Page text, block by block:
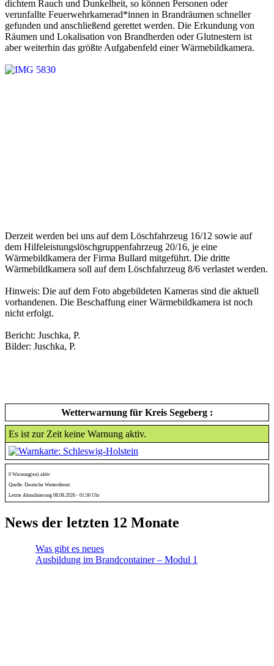
dichtem Rauch und Dunkelheit, so können Personen oder
verunfallte Feuerwehrkamerad*innen in Brandräumen schneller
gefunden und anschließend gerettet werden. Die Erkundung von
Räumen und Lokalisation von Brandherden oder Glutnestern ist
aber weiterhin das größte Aufgabenfeld einer Wärmebildkamera.
Derzeit werden bei uns auf dem Löschfahrzeug 16/12 sowie auf
dem Hilfeleistungslöschgruppenfahrzeug 20/16, je eine
Wärmebildkamera der Firma Bullard mitgeführt. Die dritte
Wärmebildkamera soll auf dem Löschfahrzeug 8/6 verlastet werden.
Hinweis: Die auf dem Foto abgebildeten Kameras sind die aktuell
vorhandenen. Die Beschaffung einer Wärmebildkamera ist noch
nicht erfolgt.
Bericht: Juschka, P.
Bilder: Juschka, P.
Wetterwarnung für Kreis Segeberg :
Es ist zur Zeit keine Warnung aktiv.
0 Warnung(en) aktiv
Quelle: Deutsche Wetterdienst
Letzte Aktualisierung 08.08.2026 - 01:56 Uhr
News der letzten 12 Monate
Was gibt es neues
Ausbildung im Brandcontainer – Modul 1